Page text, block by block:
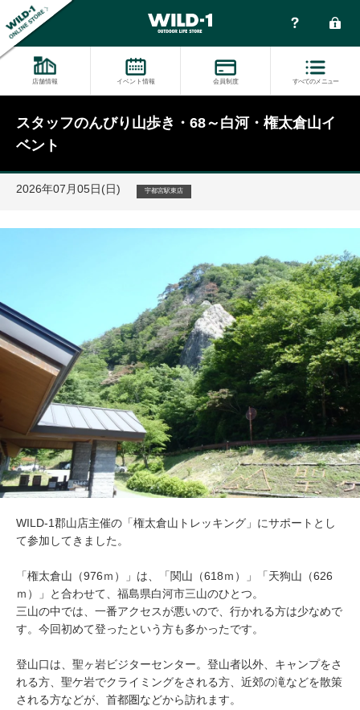
店舗情報 イベント情報 会員制度 すべてのメニュー
スタッフのんびり山歩き・68～白河・権太倉山イ
ベント
2026年07月05日(日) 宇都宮駅東店
WILD-1郡山店主催の「権太倉山トレッキング」にサポートとし
て参加してきました。
「権太倉山（976ｍ）」は、「関山（618ｍ）」「天狗山（626
ｍ）」と合わせて、福島県白河市三山のひとつ。
三山の中では、一番アクセスが悪いので、行かれる方は少なめで
す。今回初めて登ったという方も多かったです。
登山口は、聖ヶ岩ビジターセンター。登山者以外、キャンプをさ
れる方、聖ケ岩でクライミングをされる方、近郊の滝などを散策
される方などが、首都圏などから訪れます。